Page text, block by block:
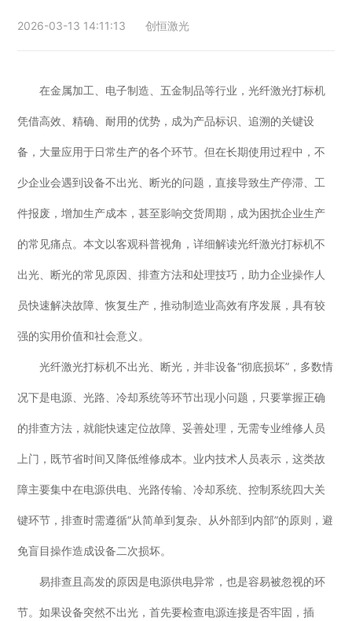
EM-Smart 系列
创恒激光双头双工位铁芯激光焊接机
创恒激光阀芯焊接工作站
新能源汽车零配件激光焊接机
电机定转子铁芯快速打样加工服务
水暖洁具行业
包装赋码及标机
礼品定制
低压电气行业
行业动态
2026-03-13 14:11:13 创恒激光
在金属加工、电子制造、五金制品等行业，光纤激光打标机
凭借高效、精确、耐用的优势，成为产品标识、追溯的关键设
备，大量应用于日常生产的各个环节。但在长期使用过程中，不
少企业会遇到设备不出光、断光的问题，直接导致生产停滞、工
件报废，增加生产成本，甚至影响交货周期，成为困扰企业生产
的常见痛点。本文以客观科普视角，详细解读光纤激光打标机不
出光、断光的常见原因、排查方法和处理技巧，助力企业操作人
员快速解决故障、恢复生产，推动制造业高效有序发展，具有较
强的实用价值和社会意义。
光纤激光打标机不出光、断光，并非设备“彻底损坏”，多数情
况下是电源、光路、冷却系统等环节出现小问题，只要掌握正确
的排查方法，就能快速定位故障、妥善处理，无需专业维修人员
上门，既节省时间又降低维修成本。业内技术人员表示，这类故
障主要集中在电源供电、光路传输、冷却系统、控制系统四大关
键环节，排查时需遵循“从简单到复杂、从外部到内部”的原则，避
免盲目操作造成设备二次损坏。
易排查且高发的原因是电源供电异常，也是容易被忽视的环
节。如果设备突然不出光，首先要检查电源连接是否牢固，插